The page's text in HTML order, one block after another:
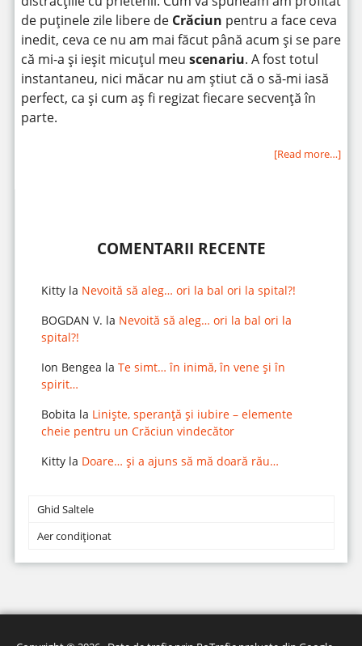
de puținele zile libere de Crăciun pentru a face ceva
inedit, ceva ce nu am mai făcut până acum și se pare
că mi-a și ieșit micuțul meu scenariu. A fost totul
instantaneu, nici măcar nu am știut că o să-mi iasă
perfect, ca și cum aș fi regizat fiecare secvență în
parte.
[Read more…]
COMENTARII RECENTE
Kittyla Nevoită să aleg… ori la bal ori la spital?!
BOGDAN V. la Nevoită să aleg… ori la bal ori la
spital?!
Ion Bengea la Te simt… în inimă, în vene și în
spirit…
Bobita la Liniște, speranță și iubire – elemente
cheie pentru un Crăciun vindecător
Kittyla Doare… și a ajuns să mă doară rău…
Ghid Saltele
Aer condiționat